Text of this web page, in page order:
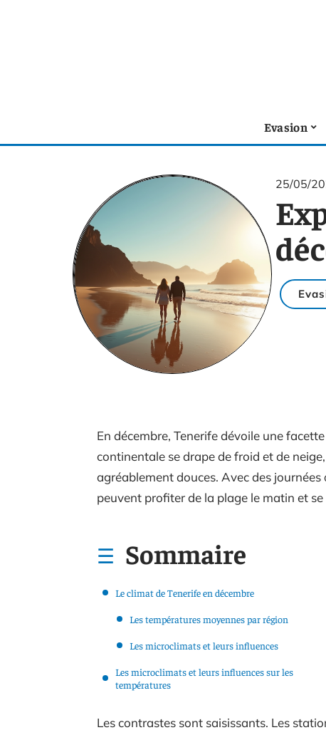
Evasion
25/05/
En décembre, Tenerife dévoile une
continentale se drape de froid et de
agréablement douces. Avec des
peuvent profiter de la plage le matin et
Sommaire
Le climat de Tenerife en décembre
Les températures moyennes par région
Les microclimats et leurs influences
Les microclimats et leurs influences sur les
températures
Les contrastes sont saisissants. Les